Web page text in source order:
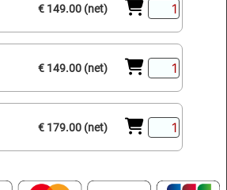
€ 149.00 (net)
€ 149.00 (net)
€ 179.00 (net)